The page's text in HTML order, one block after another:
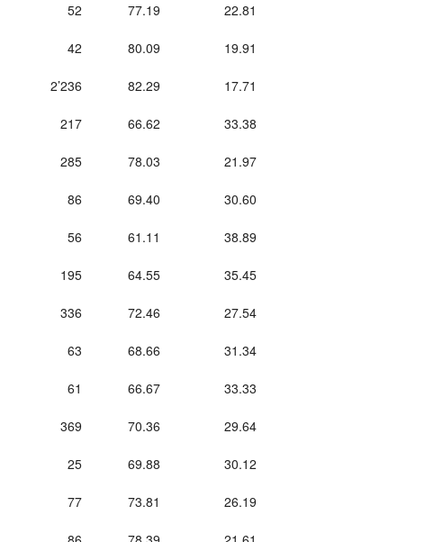
52 77.19 22.81
42 80.09 19.91
2’236 82.29 17.71
217 66.62 33.38
285 78.03 21.97
86 69.40 30.60
56 61.11 38.89
195 64.55 35.45
336 72.46 27.54
63 68.66 31.34
61 66.67 33.33
369 70.36 29.64
25 69.88 30.12
77 73.81 26.19